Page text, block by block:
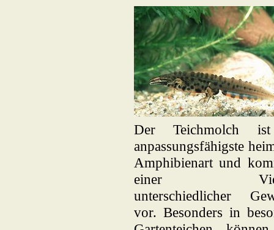
Der Teichmolch
anpassungsfähigste
Amphibienart und
einer
unterschiedlicher
vor. Besonders in